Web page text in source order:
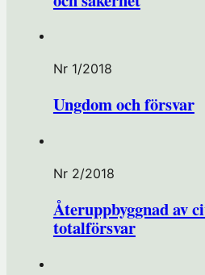
Nr 1/2018
Ungdom och försvar
Nr 2/2018
Återuppbyggnad av
totalförsvar